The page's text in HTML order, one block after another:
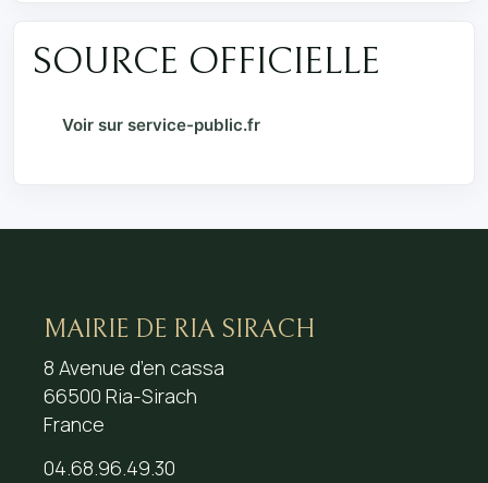
SOURCE OFFICIELLE
Voir sur service-public.fr
MAIRIE DE RIA SIRACH
8 Avenue d’en cassa
66500 Ria-Sirach
France
04.68.96.49.30